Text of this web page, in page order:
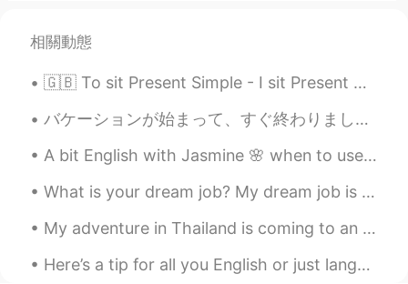
John
montañas del estado de Washington.
Es una cabra mont
s
, muy alta en las
montañas del estado de Washington.
相關動態
🇬🇧 To sit Present Simple - I sit Present Continuous - I am sitting Present Perfect - I have sat ...
バケーションが始まって、すぐ終わりました。悲しいです！！戻りたい😭😭🥲 私の国は２つの島です。トリニダード・トバゴと言う国です。私はトリニダードに住んでいる、だけどトバゴが1番好きです。すごい...
A bit English with Jasmine 🌸 when to use " should" you can use "should" when you tell people w...
What is your dream job? My dream job is to be the voice actor who records English listening exams...
My adventure in Thailand is coming to an end. I have had an amazing time. I have made many memori...
Here’s a tip for all you English or just language learners : 🗣there’s no fast way to learn Engli...